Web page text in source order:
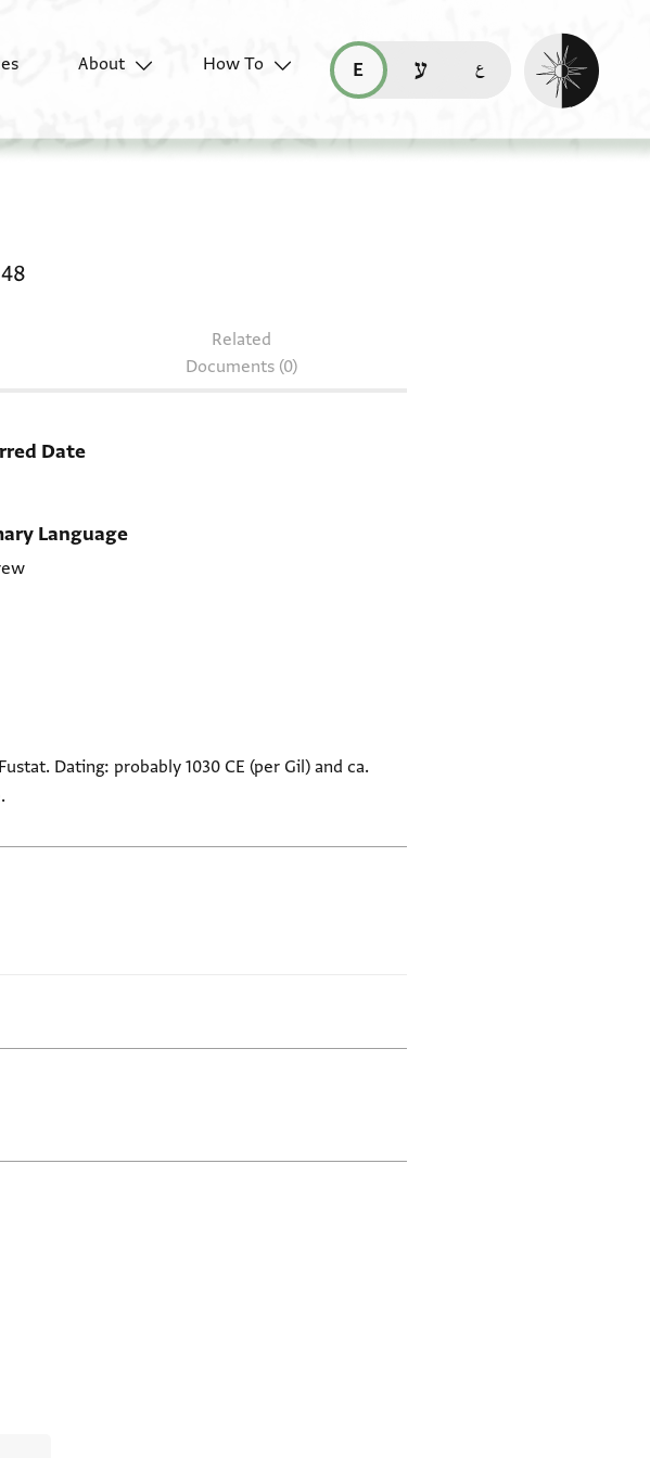
About
How To
read this page in English (en)
קריאת העמוד ב-עברית (he)
Enable dark
Related
Documents (0)
Date
Language
Dating: probably 1030 CE (per Gil) and ca.